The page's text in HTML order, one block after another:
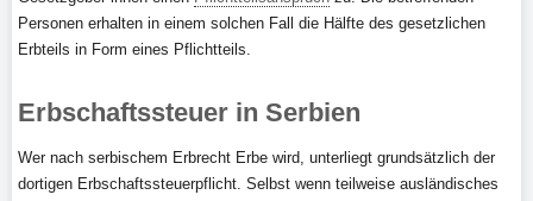
Personen erhalten in einem solchen Fall die Hälfte des gesetzlichen
Erbteils in Form eines Pflichtteils.
Erbschaftssteuer in Serbien
Wer nach serbischem Erbrecht Erbe wird, unterliegt grundsätzlich der
dortigen Erbschaftssteuerpflicht. Selbst wenn teilweise ausländisches